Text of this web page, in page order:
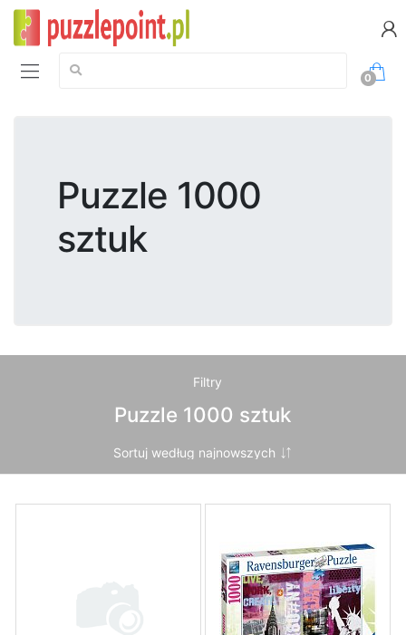
Szukaj:
0
Puzzle 1000
sztuk
Filtry
Puzzle 1000 sztuk